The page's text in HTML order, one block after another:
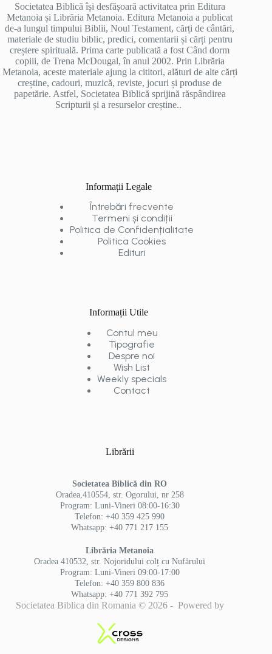
Societatea Biblică își desfășoară activitatea prin Editura
Metanoia și Librăria Metanoia. Editura Metanoia a publicat
de-a lungul timpului Biblii, Noul Testament, cărți de cântări,
materiale de studiu biblic, predici, comentarii și cărți pentru
creștere spirituală. Prima carte publicată a fost Când dorm
copiii, de Trena McDougal, în anul 2002. Prin Librăria
Metanoia, aceste materiale ajung la cititori, alături de alte cărți
creștine, cadouri, muzică, reviste, jocuri și produse de
papetărie. Astfel, Societatea Biblică sprijină răspândirea
Scripturii și a resurselor creștine..
Informații Legale
Întrebări frecvente
Termeni și condiții
Politica de Confidențialitate
Politica Cookies
Edituri
Informații Utile
Contul meu
Tipografie
Despre noi
Wish List
Weekly specials
Contact
Librării
Societatea Biblică din RO
Oradea,410554, str. Ogorului, nr 258
Program: Luni-Vineri 08:00-16:30
Telefon: +40 359 425 990
Whatsapp: +40 771 217 155
Librăria Metanoia
Oradea 410532, str. Nojoridului colț cu Nufărului
Program: Luni-Vineri 09:00-17:00
Telefon: +40 359 800 836
Whatsapp: +40 771 392 795
Societatea Biblica din Romania © 2026 - Powered by